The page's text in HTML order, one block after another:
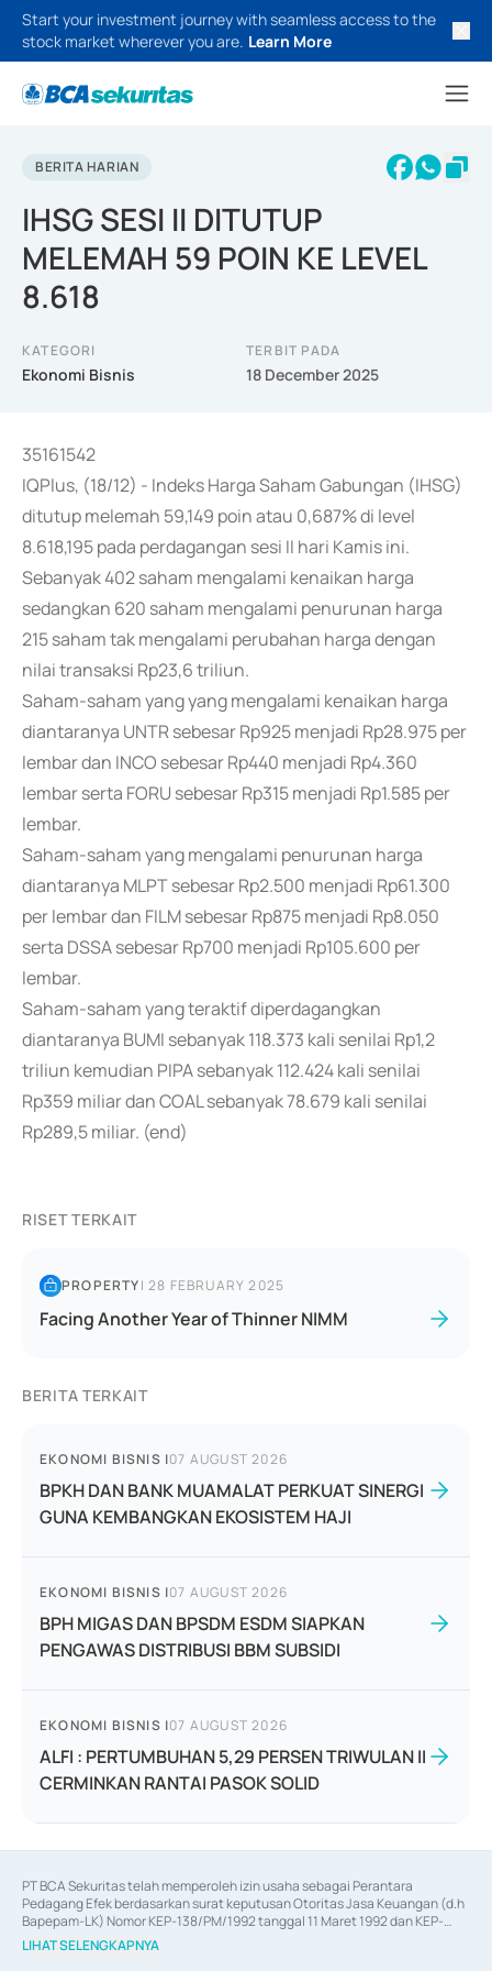
Start your investment journey with seamless access to the
stock market wherever you are. Learn More
BERITA HARIAN
IHSG SESI II DITUTUP
MELEMAH 59 POIN KE LEVEL
8.618
KATEGORI
Ekonomi Bisnis
TERBIT PADA
18 December 2025
35161542
IQPlus, (18/12) - Indeks Harga Saham Gabungan (IHSG)
ditutup melemah 59,149 poin atau 0,687% di level
8.618,195 pada perdagangan sesi II hari Kamis ini.
Sebanyak 402 saham mengalami kenaikan harga
sedangkan 620 saham mengalami penurunan harga
215 saham tak mengalami perubahan harga dengan
nilai transaksi Rp23,6 triliun.
Saham-saham yang yang mengalami kenaikan harga
diantaranya UNTR sebesar Rp925 menjadi Rp28.975 per
lembar dan INCO sebesar Rp440 menjadi Rp4.360
lembar serta FORU sebesar Rp315 menjadi Rp1.585 per
lembar.
Saham-saham yang mengalami penurunan harga
diantaranya MLPT sebesar Rp2.500 menjadi Rp61.300
per lembar dan FILM sebesar Rp875 menjadi Rp8.050
serta DSSA sebesar Rp700 menjadi Rp105.600 per
lembar.
Saham-saham yang teraktif diperdagangkan
diantaranya BUMI sebanyak 118.373 kali senilai Rp1,2
triliun kemudian PIPA sebanyak 112.424 kali senilai
Rp359 miliar dan COAL sebanyak 78.679 kali senilai
Rp289,5 miliar. (end)
RISET TERKAIT
PROPERTY|28 FEBRUARY 2025
Facing Another Year of Thinner NIMM
BERITA TERKAIT
EKONOMI BISNIS |07 AUGUST 2026
BPKH DAN BANK MUAMALAT PERKUAT SINERGI
GUNA KEMBANGKAN EKOSISTEM HAJI
EKONOMI BISNIS |07 AUGUST 2026
BPH MIGAS DAN BPSDM ESDM SIAPKAN
PENGAWAS DISTRIBUSI BBM SUBSIDI
EKONOMI BISNIS |07 AUGUST 2026
ALFI : PERTUMBUHAN 5,29 PERSEN TRIWULAN II
CERMINKAN RANTAI PASOK SOLID
PT BCA Sekuritas telah memperoleh izin usaha sebagai Perantara
Pedagang Efek berdasarkan surat keputusan Otoritas Jasa Keuangan (d.h
Bapepam-LK) Nomor KEP-138/PM/1992 tanggal 11 Maret 1992 dan KEP-
06/D.04/2014 tanggal 28 Februari 2014, izin usaha sebagai Penjamin Emisi
Efek berdasarkan surat keputusan Otoritas Jasa Keuangan Nomor KEP-
LIHAT SELENGKAPNYA